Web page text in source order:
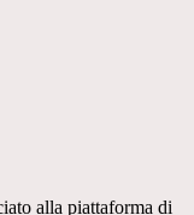
alla piattaforma di